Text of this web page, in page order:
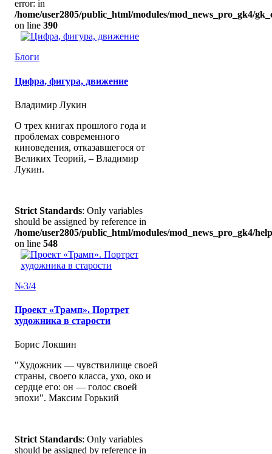
error: in
/home/user2805/public_html/modules/mod_news_pro_gk4/
on line 390
Блоги
Цифра, фигура, движение
Владимир Лукин
О трех книгах прошлого года и
проблемах современного
киноведения, отказавшегося от
Великих Теорий, – Владимир
Лукин.
Strict Standards: Only variables
should be assigned by reference in
/home/user2805/public_html/modules/mod_news_pro_gk4/
on line 548
№3/4
Проект «Трамп». Портрет
художника в старости
Борис Локшин
"Художник — чувствилище своей
страны, своего класса, ухо, око и
сердце его: он — голос своей
эпохи". Максим Горький
Strict Standards: Only variables
should be assigned by reference in